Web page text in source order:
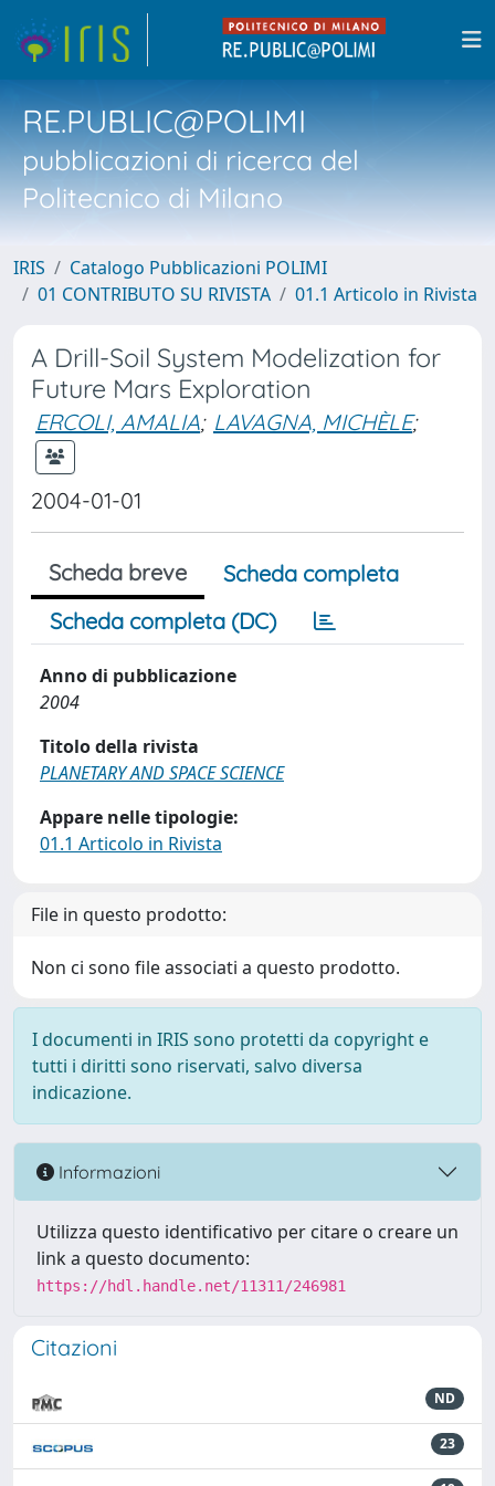
RE.PUBLIC@POLIMI
pubblicazioni di ricerca del
Politecnico di Milano
IRIS
Catalogo Pubblicazioni POLIMI
01 CONTRIBUTO SU RIVISTA
01.1 Articolo in Rivista
A Drill-Soil System Modelization for
Future Mars Exploration
ERCOLI, AMALIA; LAVAGNA, MICHÈLE;
2004-01-01
Scheda breve
Scheda completa
Scheda completa (DC)
Anno di pubblicazione
2004
Titolo della rivista
PLANETARY AND SPACE SCIENCE
Appare nelle tipologie:
01.1 Articolo in Rivista
File in questo prodotto:
Non ci sono file associati a questo prodotto.
I documenti in IRIS sono protetti da copyright e
tutti i diritti sono riservati, salvo diversa
indicazione.
Informazioni
Utilizza questo identificativo per citare o creare un
link a questo documento:
https://hdl.handle.net/11311/246981
Citazioni
ND
23